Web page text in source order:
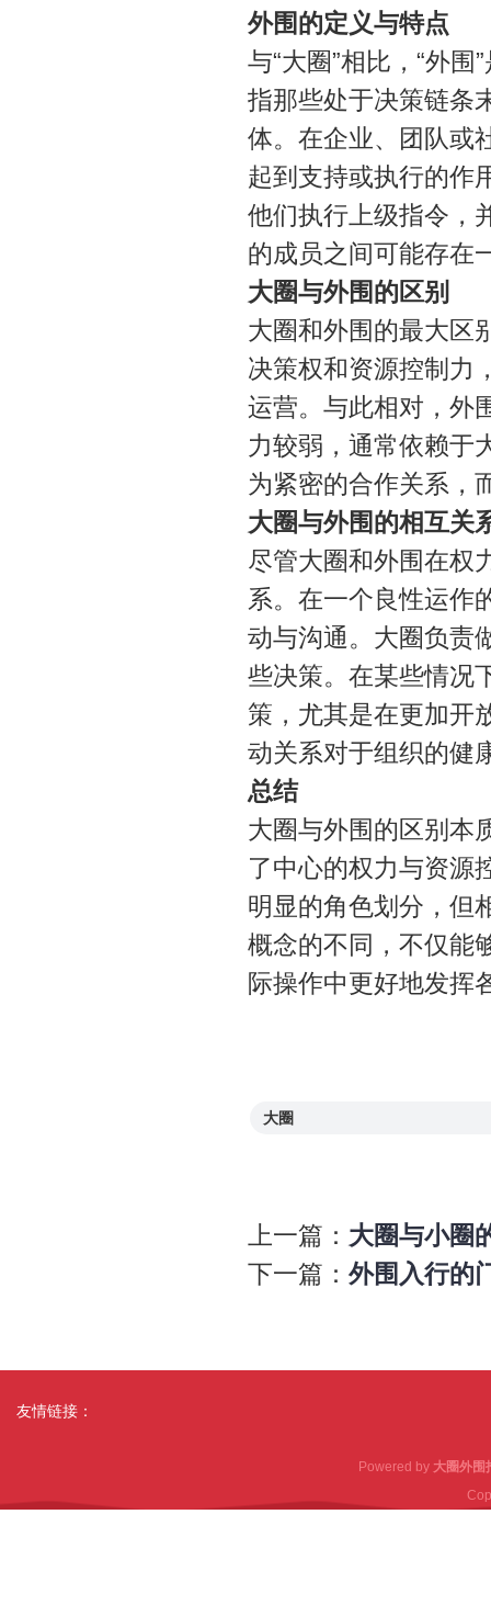
外围的定义与特点
与“大圈”相比，“外
指那些处于决策链条
体。在企业、团队或
起到支持或执行的作
他们执行上级指令，
的成员之间可能存在
大圈与外围的区别
大圈和外围的最大区
决策权和资源控制力
运营。与此相对，外
力较弱，通常依赖于
为紧密的合作关系，
大圈与外围的相互关
尽管大圈和外围在权
系。在一个良性运作
动与沟通。大圈负责
些决策。在某些情况
策，尤其是在更加开
动关系对于组织的健
总结
大圈与外围的区别本
了中心的权力与资源
明显的角色划分，但
概念的不同，不仅能
际操作中更好地发挥
大圈
上一篇： 大圈与小圈
下一篇： 外围入行的
友情链接：
Powered by 大圈外围